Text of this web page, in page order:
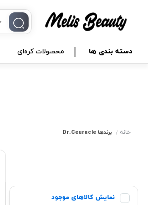
دسته بندی ها محصولات کره‌ای
خانه برندها Dr.Ceuracle
نمایش کالاهای موجود